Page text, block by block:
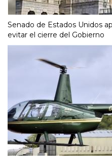
Senado de Estados Unidos
evitar el cierre del Gobierno